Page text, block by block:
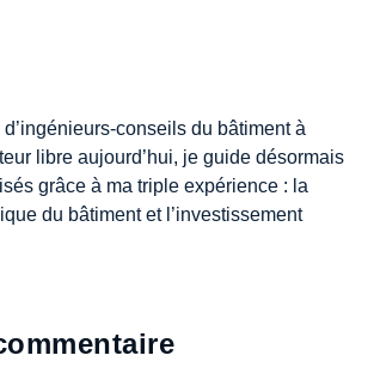
d’ingénieurs-conseils du bâtiment à
libre aujourd’hui, je guide désormais
grâce à ma triple expérience : la
du bâtiment et l’investissement